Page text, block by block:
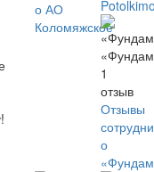
о АО
Коломяжское
1
отзыв
Отзывы
о